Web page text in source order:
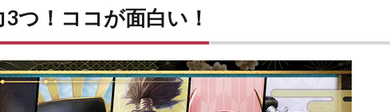
つ！ココが面白い！